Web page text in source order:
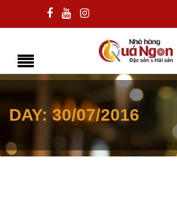
DAY:30/07/2016